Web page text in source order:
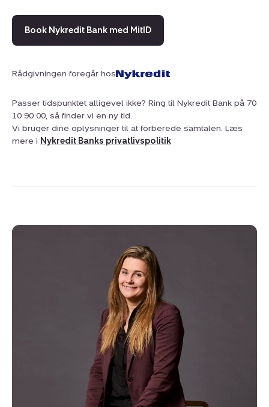
Book Nykredit Bank med MitID
Rådgivningen foregår hos
Passer tidspunktet alligevel ikke? Ring til Nykredit Bank på 70
10 90 00, så finder vi en ny tid.
Vi bruger dine oplysninger til at forberede samtalen. Læs
mere i Nykredit Banks privatlivspolitik